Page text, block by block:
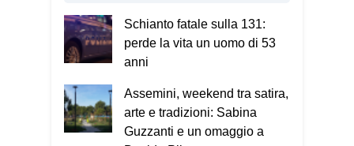
Schianto fatale sulla 131:
perde la vita un uomo di 53
anni
Assemini, weekend tra satira,
arte e tradizioni: Sabina
Guzzanti e un omaggio a